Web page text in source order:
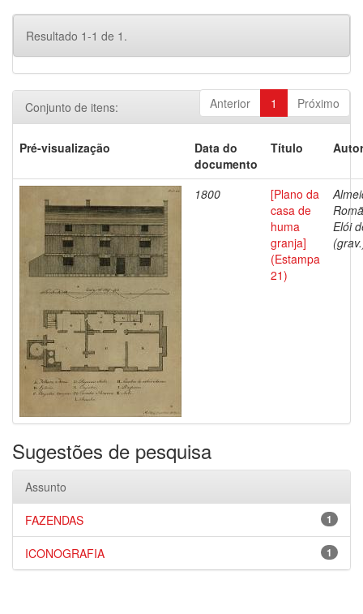
Resultado 1-1 de 1.
Anterior 1 Próximo
Conjunto de itens:
Pré-visualização
Data do
documento
Título
1800
[Plano da
casa de
huma
granja]
(Estampa
21)
Elói
Sugestões de pesquisa
Assunto
1
FAZENDAS
1
ICONOGRAFIA